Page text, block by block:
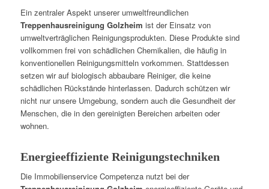
Ein zentraler Aspekt unserer umweltfreundlichen
Treppenhausreinigung Golzheim ist der Einsatz von
umweltverträglichen Reinigungsprodukten. Diese Produkte sind
vollkommen frei von schädlichen Chemikalien, die häufig in
konventionellen Reinigungsmitteln vorkommen. Stattdessen
setzen wir auf biologisch abbaubare Reiniger, die keine
schädlichen Rückstände hinterlassen. Dadurch schützen wir
nicht nur unsere Umgebung, sondern auch die Gesundheit der
Menschen, die in den gereinigten Bereichen arbeiten oder
wohnen.
Energieeffiziente Reinigungstechniken
Die Immobilienservice Competenza nutzt bei der